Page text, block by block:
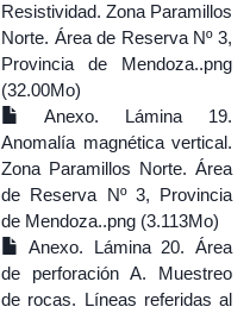
Resistividad. Zona Paramillos
Norte. Área de Reserva Nº 3,
Provincia de Mendoza..png
(32.00Mo)
Anexo. Lámina 19.
Anomalía magnética vertical.
Zona Paramillos Norte. Área
de Reserva Nº 3, Provincia
de Mendoza..png (3.113Mo)
Anexo. Lámina 20. Área
de perforación A. Muestreo
de rocas. Líneas referidas al